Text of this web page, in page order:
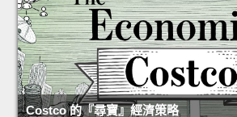
Costco 的『尋寶』經濟策略